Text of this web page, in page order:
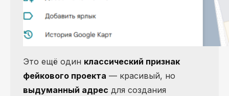
Это ещё один классический признак
фейкового проекта — красивый, но
выдуманный адрес для создания